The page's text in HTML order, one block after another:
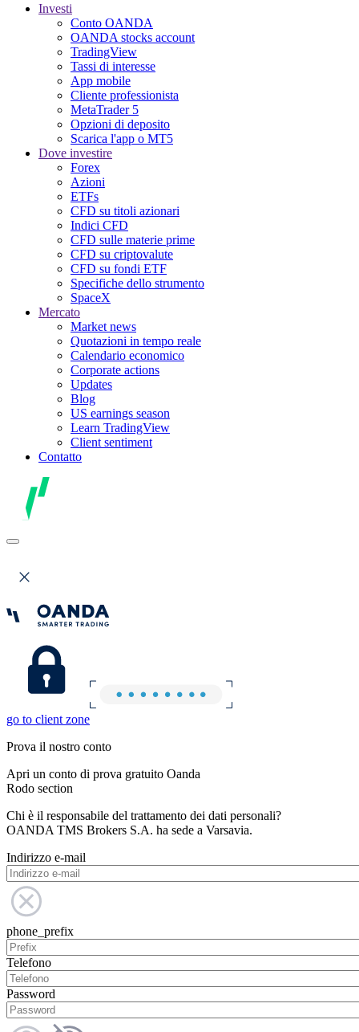
Investi
Conto OANDA
OANDA stocks account
TradingView
Tassi di interesse
App mobile
Cliente professionista
MetaTrader 5
Opzioni di deposito
Scarica l'app o MT5
Dove investire
Forex
Azioni
ETFs
CFD su titoli azionari
Indici CFD
CFD sulle materie prime
CFD su criptovalute
CFD su fondi ETF
Specifiche dello strumento
SpaceX
Mercato
Market news
Quotazioni in tempo reale
Calendario economico
Corporate actions
Updates
Blog
US earnings season
Learn TradingView
Client sentiment
Contatto
go to client zone
Prova il nostro conto
Apri un conto di prova gratuito Oanda
Rodo section
Chi è il responsabile del trattamento dei dati personali?
OANDA TMS Brokers S.A. ha sede a Varsavia.
Indirizzo e-mail
phone_prefix
Telefono
Password